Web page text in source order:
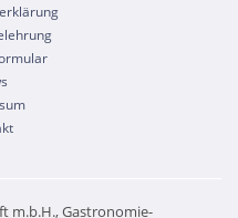
m.b.H., Gastronomie-